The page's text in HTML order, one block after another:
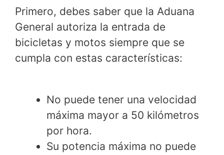
Primero, debes saber que la Aduana
General autoriza la entrada de
bicicletas y motos siempre que se
cumpla con estas características:
No puede tener una velocidad
máxima mayor a 50 kilómetros
por hora.
Su potencia máxima no puede